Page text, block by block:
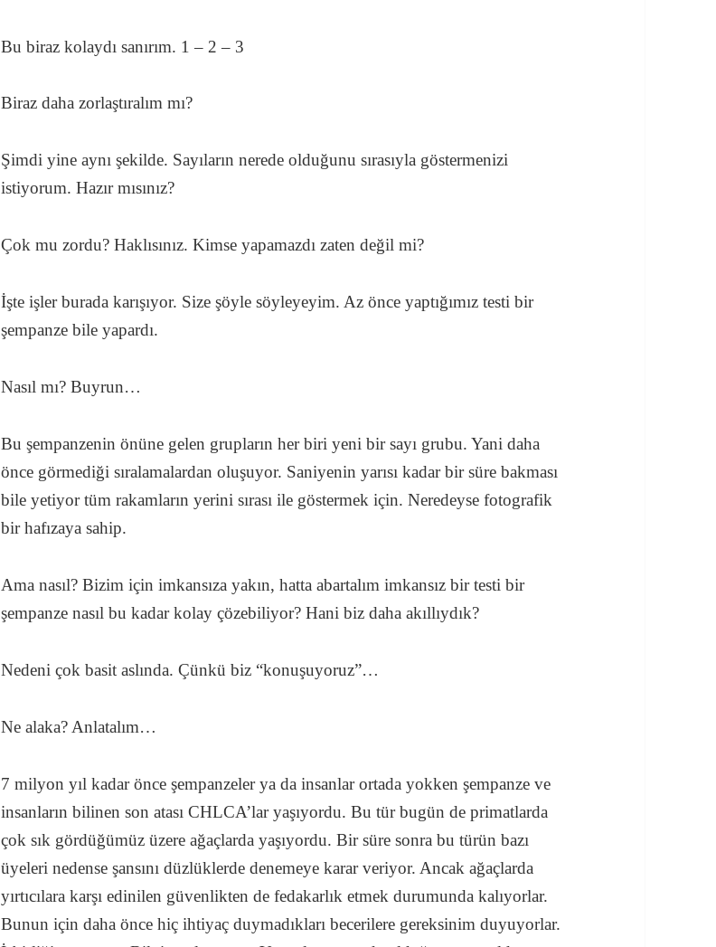
Bu biraz kolaydı sanırım. 1 – 2 – 3
Biraz daha zorlaştıralım mı?
Şimdi yine aynı şekilde. Sayıların nerede olduğunu sırasıyla göstermenizi
istiyorum. Hazır mısınız?
Çok mu zordu? Haklısınız. Kimse yapamazdı zaten değil mi?
İşte işler burada karışıyor. Size şöyle söyleyeyim. Az önce yaptığımız testi bir
şempanze bile yapardı.
Nasıl mı? Buyrun…
Bu şempanzenin önüne gelen grupların her biri yeni bir sayı grubu. Yani daha
önce görmediği sıralamalardan oluşuyor. Saniyenin yarısı kadar bir süre bakması
bile yetiyor tüm rakamların yerini sırası ile göstermek için. Neredeyse fotografik
bir hafızaya sahip.
Ama nasıl? Bizim için imkansıza yakın, hatta abartalım imkansız bir testi bir
şempanze nasıl bu kadar kolay çözebiliyor? Hani biz daha akıllıydık?
Nedeni çok basit aslında. Çünkü biz “konuşuyoruz”…
Ne alaka? Anlatalım…
7 milyon yıl kadar önce şempanzeler ya da insanlar ortada yokken şempanze ve
insanların bilinen son atası CHLCA’lar yaşıyordu. Bu tür bugün de primatlarda
çok sık gördüğümüz üzere ağaçlarda yaşıyordu. Bir süre sonra bu türün bazı
üyeleri nedense şansını düzlüklerde denemeye karar veriyor. Ancak ağaçlarda
yırtıcılara karşı edinilen güvenlikten de fedakarlık etmek durumunda kalıyorlar.
Bunun için daha önce hiç ihtiyaç duymadıkları becerilere gereksinim duyuyorlar.